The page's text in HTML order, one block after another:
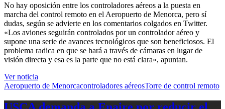
No hay oposición entre los controladores aéreos a la puesta en
marcha del control remoto en el Aeropuerto de Menorca, pero sí
dudas, según se advierte en los comentarios colgados en Twitter.
«Los aviones seguirán controlados por un controlador aéreo y
supone una serie de avances tecnológicos que son beneficiosos. El
problema radica en que se hará a través de cámaras en lugar de
visión directa y esa es la parte que no está clara», apuntan.
Ver noticia
Aeropuerto de Menorcacontroladores aéreosTorre de control remoto